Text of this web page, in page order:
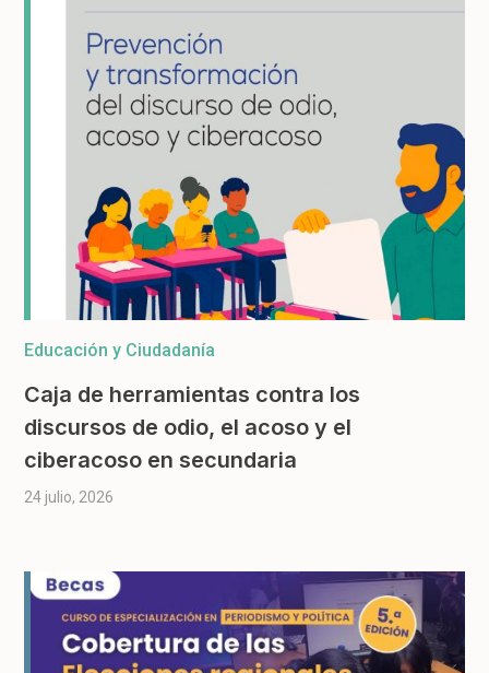
Educación y Ciudadanía
Caja de herramientas contra los
discursos de odio, el acoso y el
ciberacoso en secundaria
24 julio, 2026